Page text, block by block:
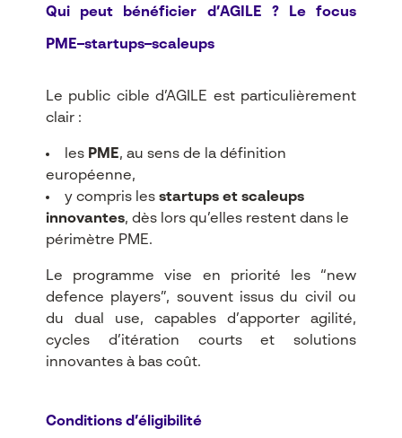
Qui peut bénéficier d’AGILE ? Le focus
PME–startups–scaleups
Le public cible d’AGILE est particulièrement
clair :
les PME, au sens de la définition
européenne,
y compris les startups et scaleups
innovantes, dès lors qu’elles restent dans le
périmètre PME.​
Le programme vise en priorité les “new
defence players”, souvent issus du civil ou
du dual use, capables d’apporter agilité,
cycles d’itération courts et solutions
innovantes à bas coût.​
Conditions d’éligibilité